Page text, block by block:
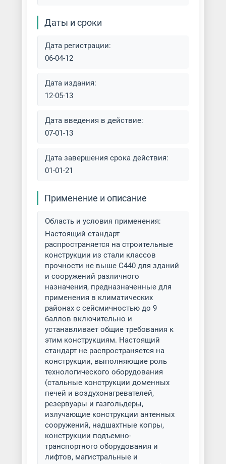
Даты и сроки
Дата регистрации:
06-04-12
Дата издания:
12-05-13
Дата введения в действие:
07-01-13
Дата завершения срока действия:
01-01-21
Применение и описание
Область и условия применения:
Настоящий стандарт
распространяется на строительные
конструкции из стали классов
прочности не выше С440 для зданий
и сооружений различного
назначения, предназначенные для
применения в климатических
районах с сейсмичностью до 9
баллов включительно и
устанавливает общие требования к
этим конструкциям. Настоящий
стандарт не распространяется на
конструкции, выполняющие роль
технологического оборудования
(стальные конструкции доменных
печей и воздухонагревателей,
резервуары и газгольдеры,
излучающие конструкции антенных
сооружений, надшахтные копры,
конструкции подъемно-
транспортного оборудования и
лифтов, магистральные и